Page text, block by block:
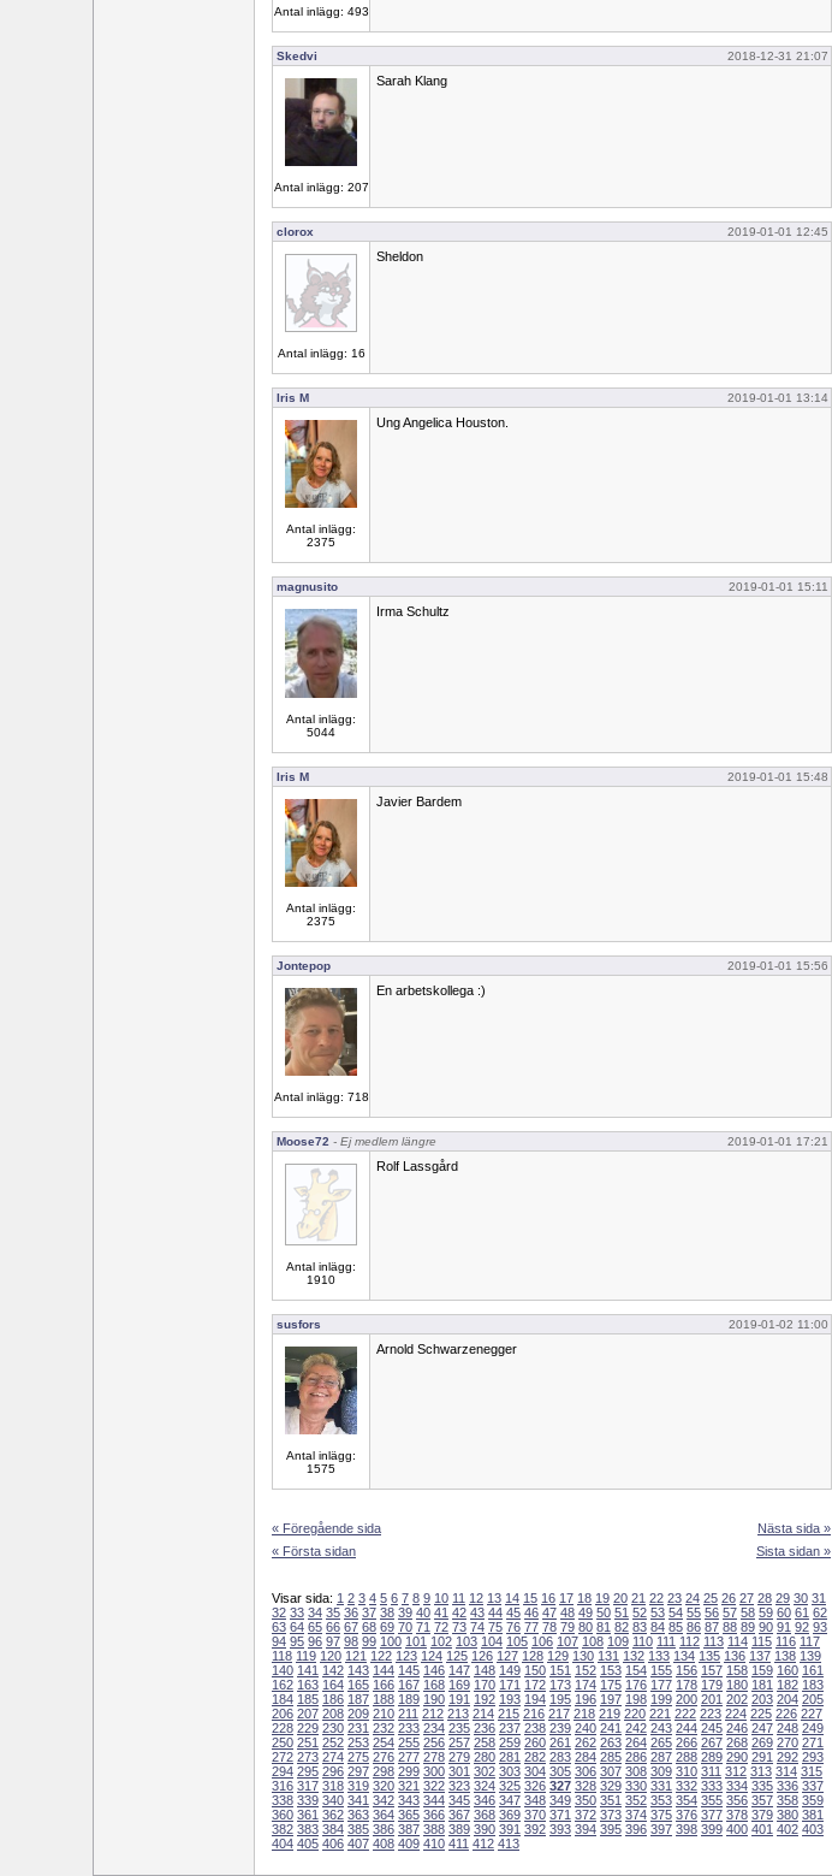
Antal inlägg: 493
Skedvi 2018-12-31 21:07
Antal inlägg: 207
Sarah Klang
clorox 2019-01-01 12:45
Antal inlägg: 16
Sheldon
Iris M 2019-01-01 13:14
Antal inlägg:
2375
Ung Angelica Houston.
magnusito 2019-01-01 15:11
Antal inlägg:
5044
Irma Schultz
Iris M 2019-01-01 15:48
Antal inlägg:
2375
Javier Bardem
Jontepop 2019-01-01 15:56
Antal inlägg: 718
En arbetskollega :)
Moose72 - Ej medlem längre 2019-01-01 17:21
Antal inlägg:
1910
Rolf Lassgård
susfors 2019-01-02 11:00
Antal inlägg:
1575
Arnold Schwarzenegger
« Föregående sida
« Första sidan
Nästa sida »
Sista sidan »
Visar sida: 1 2 3 4 5 6 7 8 9 10 11 12 13 14 15 16 17 18 19 20 21 22 23 24 25 26 27 28 29 30 31
32 33 34 35 36 37 38 39 40 41 42 43 44 45 46 47 48 49 50 51 52 53 54 55 56 57 58 59 60 61 62
63 64 65 66 67 68 69 70 71 72 73 74 75 76 77 78 79 80 81 82 83 84 85 86 87 88 89 90 91 92 93
94 95 96 97 98 99 100 101 102 103 104 105 106 107 108 109 110 111 112 113 114 115 116 117
118 119 120 121 122 123 124 125 126 127 128 129 130 131 132 133 134 135 136 137 138 139
140 141 142 143 144 145 146 147 148 149 150 151 152 153 154 155 156 157 158 159 160 161
162 163 164 165 166 167 168 169 170 171 172 173 174 175 176 177 178 179 180 181 182 183
184 185 186 187 188 189 190 191 192 193 194 195 196 197 198 199 200 201 202 203 204 205
206 207 208 209 210 211 212 213 214 215 216 217 218 219 220 221 222 223 224 225 226 227
228 229 230 231 232 233 234 235 236 237 238 239 240 241 242 243 244 245 246 247 248 249
250 251 252 253 254 255 256 257 258 259 260 261 262 263 264 265 266 267 268 269 270 271
272 273 274 275 276 277 278 279 280 281 282 283 284 285 286 287 288 289 290 291 292 293
294 295 296 297 298 299 300 301 302 303 304 305 306 307 308 309 310 311 312 313 314 315
316 317 318 319 320 321 322 323 324 325 326 327 328 329 330 331 332 333 334 335 336 337
338 339 340 341 342 343 344 345 346 347 348 349 350 351 352 353 354 355 356 357 358 359
360 361 362 363 364 365 366 367 368 369 370 371 372 373 374 375 376 377 378 379 380 381
382 383 384 385 386 387 388 389 390 391 392 393 394 395 396 397 398 399 400 401 402 403
404 405 406 407 408 409 410 411 412 413